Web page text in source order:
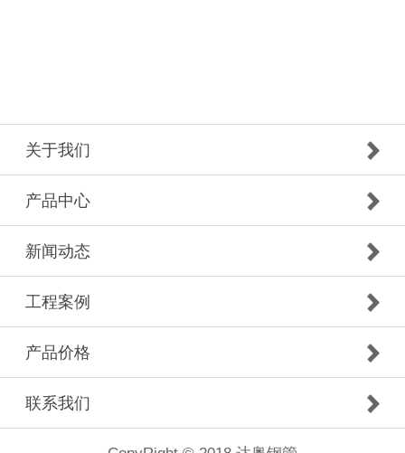
关于我们
产品中心
新闻动态
工程案例
产品价格
联系我们